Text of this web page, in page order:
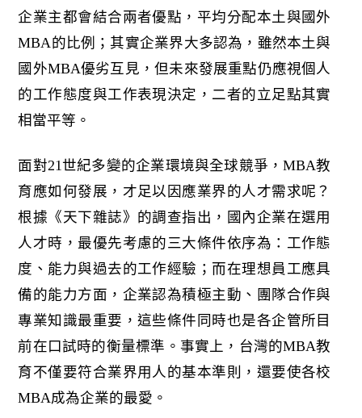
企業主都會結合兩者優點，平均分配本土與國外
MBA的比例；其實企業界大多認為，雖然本土與
國外MBA優劣互見，但未來發展重點仍應視個人
的工作態度與工作表現決定，二者的立足點其實
相當平等。
面對21世紀多變的企業環境與全球競爭，MBA教
育應如何發展，才足以因應業界的人才需求呢？
根據《天下雜誌》的調查指出，國內企業在選用
人才時，最優先考慮的三大條件依序為：工作態
度、能力與過去的工作經驗；而在理想員工應具
備的能力方面，企業認為積極主動、團隊合作與
專業知識最重要，這些條件同時也是各企管所目
前在口試時的衡量標準。事實上，台灣的MBA教
育不僅要符合業界用人的基本準則，還要使各校
MBA成為企業的最愛。